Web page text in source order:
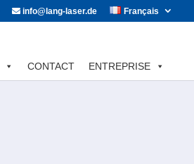
info@lang-laser.de Français
CONTACT ENTREPRISE